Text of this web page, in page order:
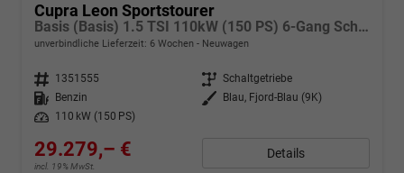
Cupra Leon Sportstourer
Basis (Basis) 1.5 TSI 110kW (150 PS) 6-Gang Schaltgetriebe
unverbindliche Lieferzeit: 6 Wochen Neuwagen
Fahrzeugnr. 1351555 Getriebe Schaltgetriebe
Kraftstoff
Benzin Außenfarbe
Blau, Fjord-Blau (9K)
Leistung
110 kW (150 PS)
29.279,– €
incl. 19% MwSt.
Details